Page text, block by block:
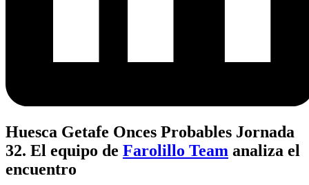
Huesca Getafe Onces Probables Jornada
32. El equipo de Farolillo Team analiza el
encuentro